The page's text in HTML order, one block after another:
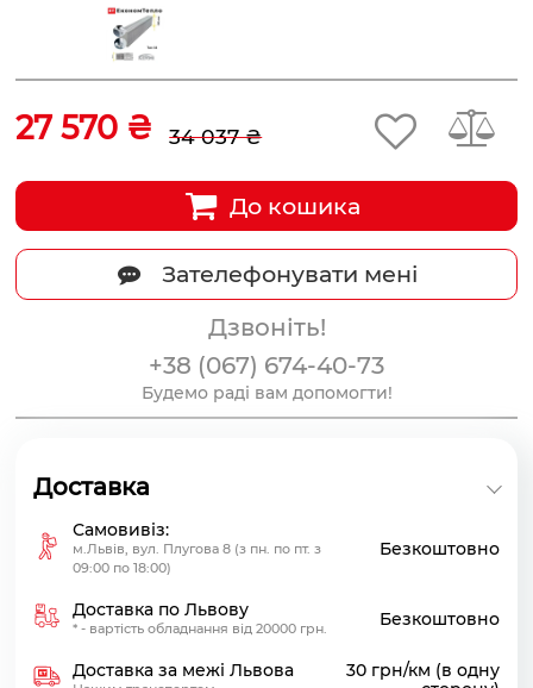
27 570 ₴ 34 037 ₴
До кошика
Зателефонувати мені
Дзвоніть!
+38 (067) 674-40-73
Будемо раді вам допомогти!
Доставка
Самовивіз:
м.Львів, вул. Плугова 8 (з пн. по пт. з
09:00 по 18:00)
Безкоштовно
Доставка по Львову
* - вартість обладнання від 20000 грн. Безкоштовно
Доставка за межі Львова
30 грн/км (в одну